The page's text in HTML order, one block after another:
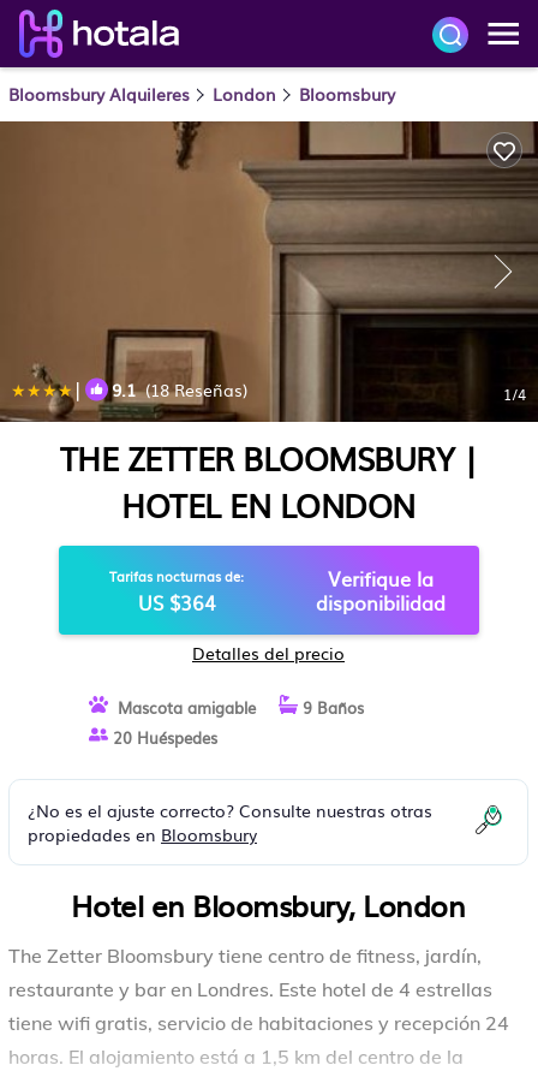
Bloomsbury Alquileres London Bloomsbury
| 9.1(18 Reseñas) 1/4
THE ZETTER BLOOMSBURY |
HOTEL EN LONDON
Tarifas nocturnas de:
US $364
Verifique la
disponibilidad
Detalles del precio
Mascota amigable
9 Baños
20 Huéspedes
¿No es el ajuste correcto? Consulte nuestras otras
propiedades en Bloomsbury
Hotel en Bloomsbury, London
The Zetter Bloomsbury tiene centro de fitness, jardín,
restaurante y bar en Londres. Este hotel de 4 estrellas
tiene wifi gratis, servicio de habitaciones y recepción 24
horas. El alojamiento está a 1,5 km del centro de la